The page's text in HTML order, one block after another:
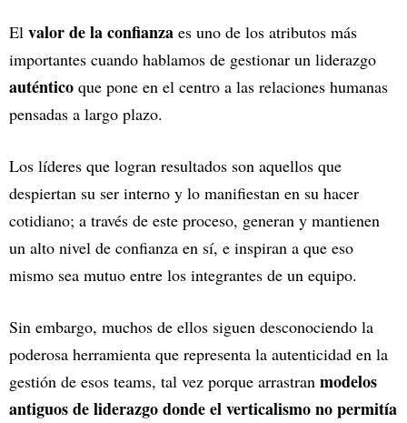
El valor de la confianza es uno de los atributos más
importantes cuando hablamos de gestionar un liderazgo
auténtico que pone en el centro a las relaciones humanas
pensadas a largo plazo.
Los líderes que logran resultados son aquellos que
despiertan su ser interno y lo manifiestan en su hacer
cotidiano; a través de este proceso, generan y mantienen
un alto nivel de confianza en sí, e inspiran a que eso
mismo sea mutuo entre los integrantes de un equipo.
Sin embargo, muchos de ellos siguen desconociendo la
poderosa herramienta que representa la autenticidad en la
gestión de esos teams, tal vez porque arrastran modelos
antiguos de liderazgo donde el verticalismo no permitía